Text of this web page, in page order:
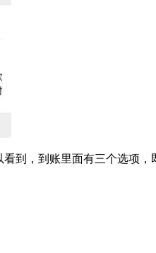
到，到账里面有三个选项，